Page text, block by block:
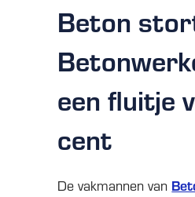
Beton
een fluitje
cent
De vakmannen van